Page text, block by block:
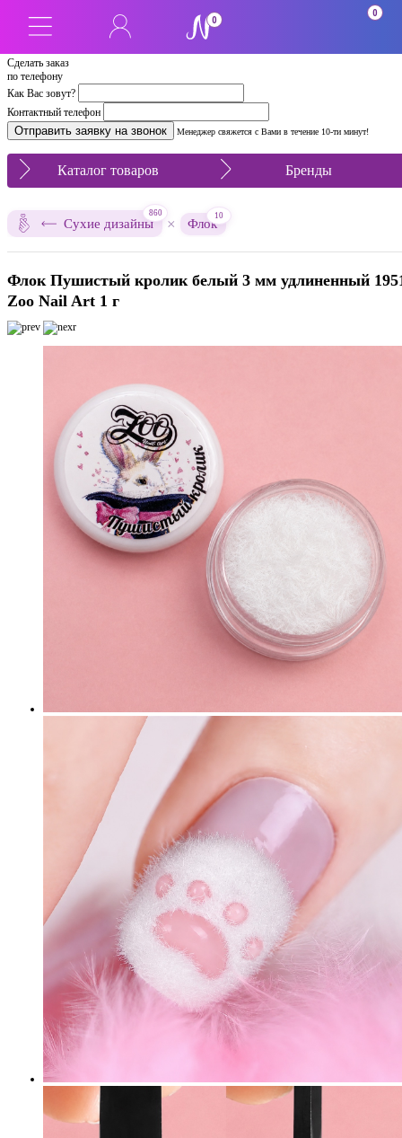
Сделать заказ
по телефону
Как Вас зовут?
Контактный телефон
Менеджер свяжется с Вами в течение 10-ти минут!
0
0
Каталог товаров Бренды
Сухие дизайны
860
× Флок
10
Флок Пушистый кролик белый 3 мм удлиненный
Zoo Nail Art 1 г